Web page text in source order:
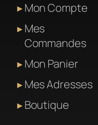
Mon Compte
Mes
Commandes
Mon Panier
Mes Adresses
Boutique